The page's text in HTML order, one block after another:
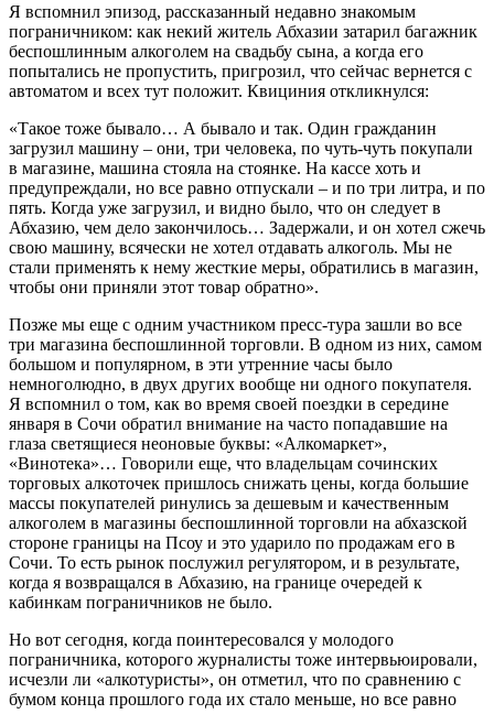
Я вспомнил эпизод, рассказанный недавно знакомым
пограничником: как некий житель Абхазии затарил багажник
беспошлинным алкоголем на свадьбу сына, а когда его
попытались не пропустить, пригрозил, что сейчас вернется с
автоматом и всех тут положит. Квициния откликнулся:
«Такое тоже бывало… А бывало и так. Один гражданин
загрузил машину – они, три человека, по чуть-чуть покупали
в магазине, машина стояла на стоянке. На кассе хоть и
предупреждали, но все равно отпускали – и по три литра, и по
пять. Когда уже загрузил, и видно было, что он следует в
Абхазию, чем дело закончилось… Задержали, и он хотел сжечь
свою машину, всячески не хотел отдавать алкоголь. Мы не
стали применять к нему жесткие меры, обратились в магазин,
чтобы они приняли этот товар обратно».
Позже мы еще с одним участником пресс-тура зашли во все
три магазина беспошлинной торговли. В одном из них, самом
большом и популярном, в эти утренние часы было
немноголюдно, в двух других вообще ни одного покупателя.
Я вспомнил о том, как во время своей поездки в середине
января в Сочи обратил внимание на часто попадавшие на
глаза светящиеся неоновые буквы: «Алкомаркет»,
«Винотека»… Говорили еще, что владельцам сочинских
торговых алкоточек пришлось снижать цены, когда большие
массы покупателей ринулись за дешевым и качественным
алкоголем в магазины беспошлинной торговли на абхазской
стороне границы на Псоу и это ударило по продажам его в
Сочи. То есть рынок послужил регулятором, и в результате,
когда я возвращался в Абхазию, на границе очередей к
кабинкам пограничников не было.
Но вот сегодня, когда поинтересовался у молодого
пограничника, которого журналисты тоже интервьюировали,
исчезли ли «алкотуристы», он отметил, что по сравнению с
бумом конца прошлого года их стало меньше, но все равно